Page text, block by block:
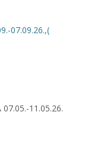
07.09.26.,(
07.05.-11.05.26.